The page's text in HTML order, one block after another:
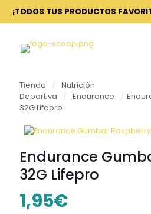
¡TODOS TUS PRODUCTOS
Tienda / Nutrición
Deportiva
/ Endurance /
32G Lifepro
Endurance
32G Lifepro
1,95€